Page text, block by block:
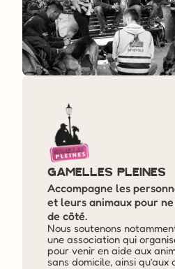
Gamelles Pleines
Accompagne les
et leurs animaux pour
de côté.
Nous soutenons
une association qui
pour venir en aide aux
sans domicile, ainsi